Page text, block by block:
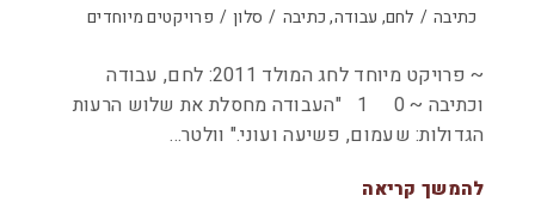
כתיבה / לחם, עבודה, כתיבה / סלון / פרויקטים מיוחדים
~ פרויקט מיוחד לחג המולד 2011: לחם, עבודה
וכתיבה ~ 0 1 "העבודה מחסלת את שלוש הרעות
הגדולות: שעמום, פשיעה ועוני." וולטר…
להמשך קריאה